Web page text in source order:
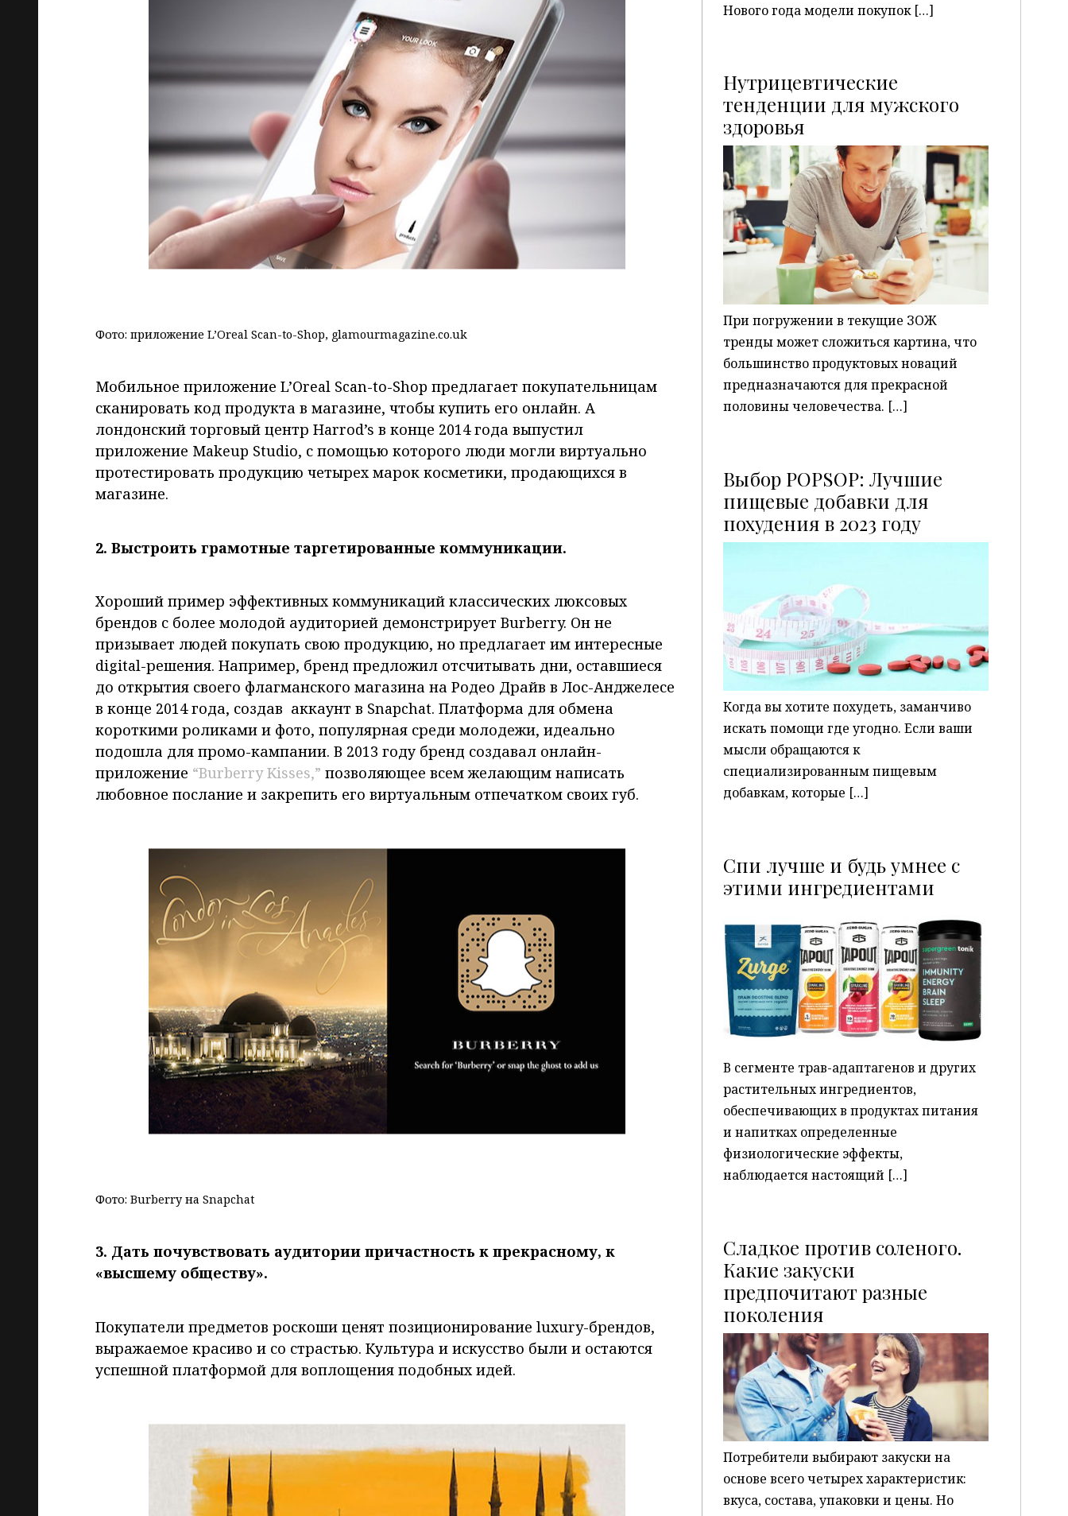
Фото: приложение L’Oreal Scan-to-Shop, glamourmagazine.co.uk
Мобильное приложение L’Oreal Scan-to-Shop предлагает покупательницам
сканировать код продукта в магазине, чтобы купить его онлайн. А
лондонский торговый центр Harrod’s в конце 2014 года выпустил
приложение Makeup Studio, с помощью которого люди могли виртуально
протестировать продукцию четырех марок косметики, продающихся в
магазине.
2. Выстроить грамотные таргетированные коммуникации.
Хороший пример эффективных коммуникаций классических люксовых
брендов с более молодой аудиторией демонстрирует Burberry. Он не
призывает людей покупать свою продукцию, но предлагает им интересные
digital-решения. Например, бренд предложил отсчитывать дни, оставшиеся
до открытия своего флагманского магазина на Родео Драйв в Лос-Анджелесе
в конце 2014 года, создав аккаунт в Snapchat. Платформа для обмена
короткими роликами и фото, популярная среди молодежи, идеально
подошла для промо-кампании. В 2013 году бренд создавал онлайн-
приложение “Burberry Kisses,” позволяющее всем желающим написать
любовное послание и закрепить его виртуальным отпечатком своих губ.
Фото: Burberry на Snapchat
3. Дать почувствовать аудитории причастность к прекрасному, к
«высшему обществу».
Покупатели предметов роскоши ценят позиционирование luxury-брендов,
выражаемое красиво и со страстью. Культура и искусство были и остаются
успешной платформой для воплощения подобных идей.
Нового года модели покупок […]
Нутрицевтические
тенденции для мужского
здоровья P
При погружении в текущие ЗОЖ
тренды может сложиться картина, что
большинство продуктовых новаций
предназначаются для прекрасной
половины человечества. […]
Выбор POPSOP: Лучшие
пищевые добавки для
похудения в 2023 году
P
Когда вы хотите похудеть, заманчиво
искать помощи где угодно. Если ваши
мысли обращаются к
специализированным пищевым
добавкам, которые […]
Спи лучше и будь умнее с
этими ингредиентами
P
В сегменте трав-адаптагенов и других
растительных ингредиентов,
обеспечивающих в продуктах питания
и напитках определенные
физиологические эффекты,
наблюдается настоящий […]
Сладкое против соленого.
Какие закуски
предпочитают разные
поколенияP
Потребители выбирают закуски на
основе всего четырех характеристик:
вкуса, состава, упаковки и цены. Но